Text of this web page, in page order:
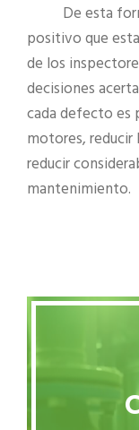
De esta
positivo que
de los
decisiones
cada defecto es
motores, reducir
reducir
mantenimiento.